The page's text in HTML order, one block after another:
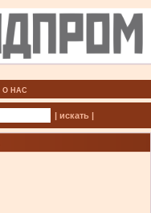
О НАС
| искать |